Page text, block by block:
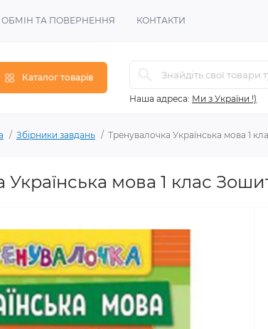
ОБМІН ТА ПОВЕРНЕННЯ КОНТАКТИ
Каталог товарів
Наша адреса: Ми з України !)
Збірники завдань Тренувалочка Українська мова 1
Українська мова 1 клас